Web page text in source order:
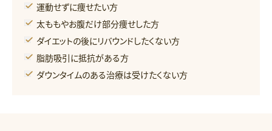
運動せずに痩せたい方
太ももやお腹だけ部分痩せした方
ダイエットの後にリバウンドしたくない方
脂肪吸引に抵抗がある方
ダウンタイムのある治療は受けたくない方